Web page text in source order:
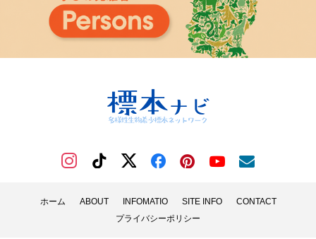
ホーム ABOUT INFOMATIO SITE INFO
CONTACT
プライバシーポリシー